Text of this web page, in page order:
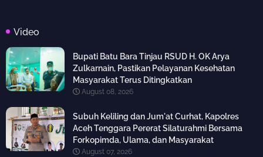
Video
Bupati Batu Bara Tinjau RSUD H. OK Arya
Zulkarnain, Pastikan Pelayanan Kesehatan
Masyarakat Terus Ditingkatkan
August 08, 2026
Subuh Keliling dan Jum'at Curhat, Kapolres
Aceh Tenggara Pererat Silaturahmi Bersama
Forkopimda, Ulama, dan Masyarakat
August 07, 2026